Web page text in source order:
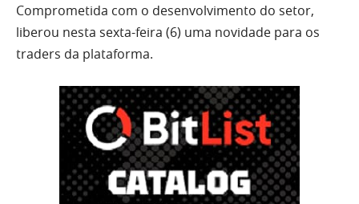
Comprometida com o desenvolvimento do setor,
liberou nesta sexta-feira (6) uma novidade para os
traders da plataforma.